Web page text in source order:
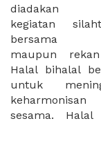
diadakan
kegiatan
bersama
maupun
Halal bihalal
untuk
sesama. Halal
bihalal melalui
dan juga
memesan
fasilitas
acara halal
menjadi